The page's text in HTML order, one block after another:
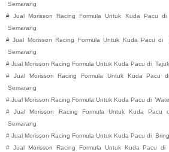
Semarang
# Jual Morisson Racing Formula Untuk Kuda Pacu di
Semarang
# Jual Morisson Racing Formula Untuk Kuda Pacu di
Semarang
# Jual Morisson Racing Formula Untuk Kuda Pacu di Tajuk
#
Jual Morisson Racing Formula Untuk Kuda Pacu
Semarang
# Jual Morisson Racing Formula Untuk Kuda Pacu di
#
Jual Morisson Racing Formula Untuk Kuda Pacu
Semarang
# Jual Morisson Racing Formula Untuk Kuda Pacu di
# Jual Morisson Racing Formula Untuk Kuda Pacu di